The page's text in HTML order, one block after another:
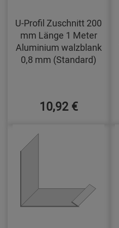
U-Profil Zuschnitt 200
mm Länge 1 Meter
Aluminium walzblank
0,8 mm (Standard)
10,92 €